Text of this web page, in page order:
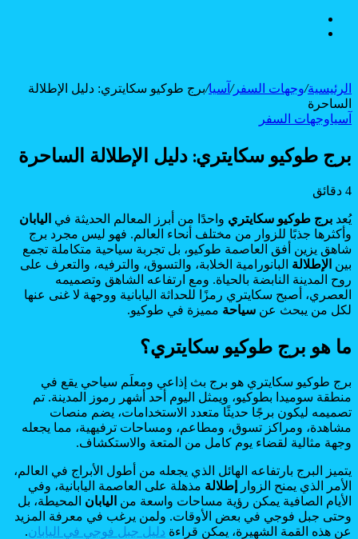
الرئيسية/وجهات السفر/ آسيا/برج طوكيو سكايتري: دليل الإطلالة
الساحرة
آسياوجهات السفر
برج طوكيو سكايتري: دليل الإطلالة الساحرة
4 دقائق
يُعد برج طوكيو سكايتري واحدًا من أبرز المعالم الحديثة في اليابان
وأكثرها جذبًا للزوار من مختلف أنحاء العالم. فهو ليس مجرد برج
شاهق يزين أفق العاصمة طوكيو، بل تجربة سياحية متكاملة تجمع
بين الإطلالة البانورامية الخلابة، والتسوق، والترفيه، والتعرف على
روح المدينة النابضة بالحياة. ومع ارتفاعه الشاهق وتصميمه
العصري، أصبح سكايتري رمزًا للحداثة اليابانية ووجهة لا غنى عنها
لكل من يبحث عن سياحة مميزة في طوكيو.
ما هو برج طوكيو سكايتري؟
برج طوكيو سكايتري هو برج بث إذاعي ومعلَم سياحي يقع في
منطقة سوميدا بطوكيو، ويمثل اليوم أحد أشهر رموز المدينة. تم
تصميمه ليكون برجًا حديثًا متعدد الاستخدامات، يضم منصات
مشاهدة، ومراكز تسوق، ومطاعم، ومساحات ترفيهية، مما يجعله
وجهة مثالية لقضاء يوم كامل من المتعة والاستكشاف.
يتميز البرج بارتفاعه الهائل الذي يجعله من أطول الأبراج في العالم،
الأمر الذي يمنح الزوار
إطلالة مذهلة على العاصمة اليابانية، وفي
الأيام الصافية يمكن رؤية مساحات واسعة من اليابان المحيطة، بل
وحتى جبل فوجي في بعض الأوقات. ولمن يرغب في معرفة المزيد
عن هذه القمة الشهيرة، يمكن قراءة دليل جبل فوجي في اليابان.